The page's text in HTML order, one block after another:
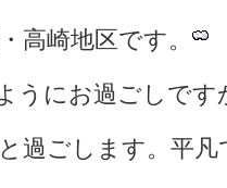
高崎地区です。
うにお過ごしです
過ごします。平凡